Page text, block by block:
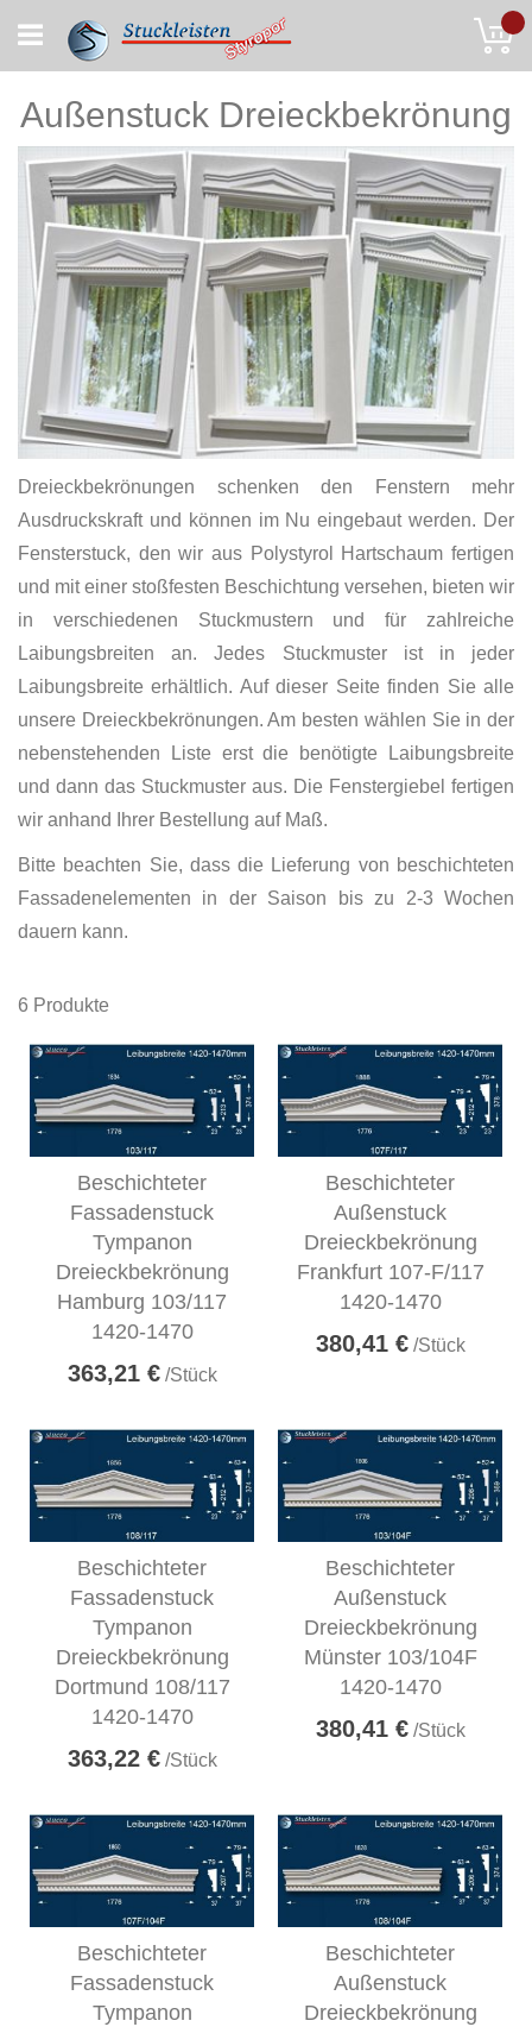
to
Content
Außenstuck Dreieckbekrönung
Dreieckbekrönungen schenken den Fenstern mehr
Ausdruckskraft und können im Nu eingebaut werden. Der
Fensterstuck, den wir aus Polystyrol Hartschaum fertigen
und mit einer stoßfesten Beschichtung versehen, bieten wir
in verschiedenen Stuckmustern und für zahlreiche
Laibungsbreiten an. Jedes Stuckmuster ist in jeder
Laibungsbreite erhältlich. Auf dieser Seite finden Sie alle
unsere Dreieckbekrönungen. Am besten wählen Sie in der
nebenstehenden Liste erst die benötigte Laibungsbreite
und dann das Stuckmuster aus. Die Fenstergiebel fertigen
wir anhand Ihrer Bestellung auf Maß.
Bitte beachten Sie, dass die Lieferung von beschichteten
Fassadenelementen in der Saison bis zu 2-3 Wochen
dauern kann.
6 Produkte
Beschichteter
Fassadenstuck
Tympanon
Dreieckbekrönung
Hamburg 103/117
1420-1470
363,21 €/Stück
Beschichteter
Außenstuck
Dreieckbekrönung
Frankfurt 107-F/117
1420-1470
380,41 €/Stück
Beschichteter
Fassadenstuck
Tympanon
Dreieckbekrönung
Dortmund 108/117
1420-1470
363,22 €/Stück
Beschichteter
Außenstuck
Dreieckbekrönung
Münster 103/104F
1420-1470
380,41 €/Stück
Beschichteter
Fassadenstuck
Tympanon
Beschichteter
Außenstuck
Dreieckbekrönung